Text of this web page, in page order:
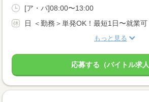
[ア・パ]08:00〜13:00
日 ＜勤務＞単発OK！最短1日〜就業可
もっと見る
応募する（バイトル求人